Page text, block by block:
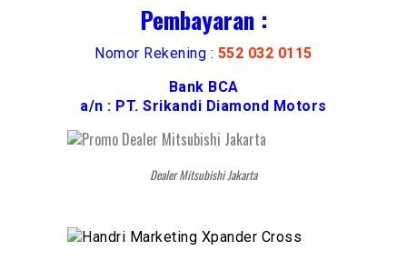
Pembayaran :
Nomor Rekening : 552 032 0115
Bank BCA
a/n : PT. Srikandi Diamond Motors
Dealer Mitsubishi Jakarta